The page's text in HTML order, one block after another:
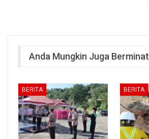
Anda Mungkin Juga Berminat
BERITA BERITA